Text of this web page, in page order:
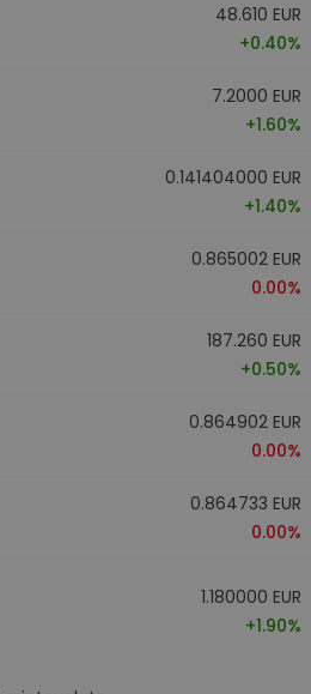
48.610 EUR
+0.40%
7.2000 EUR
+1.60%
0.141404000 EUR
+1.40%
0.865002 EUR
0.00%
187.260 EUR
+0.50%
0.864902 EUR
0.00%
0.864733 EUR
0.00%
1.180000 EUR
+1.90%